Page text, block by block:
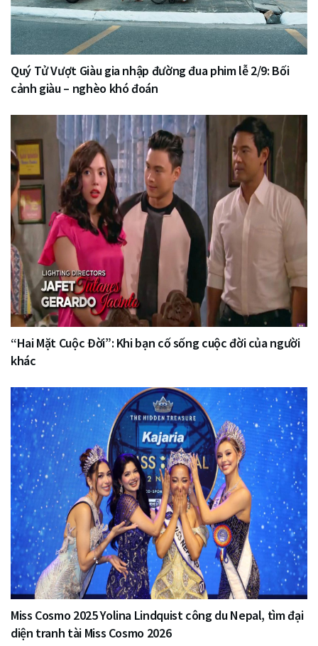
Quý Tử Vượt Giàu gia nhập đường đua phim lễ 2/9: Bối
cảnh giàu – nghèo khó đoán
“Hai Mặt Cuộc Đời”: Khi bạn cố sống cuộc đời của người
khác
Miss Cosmo 2025 Yolina Lindquist công du Nepal, tìm đại
diện tranh tài Miss Cosmo 2026